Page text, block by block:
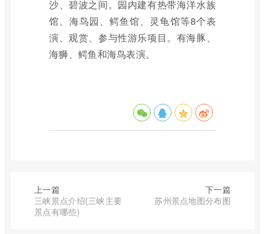
沙、碧波之间。园内建有热带海洋水族
馆、海鸟园、鳄鱼馆、灵龟馆等8个表
演、观赏、参与性游乐项目。有海豚、
海狮、鳄鱼和海鸟表演。
上一篇
三峡景点介绍(三峡主要
景点有哪些)
下一篇
苏州景点地图分布图